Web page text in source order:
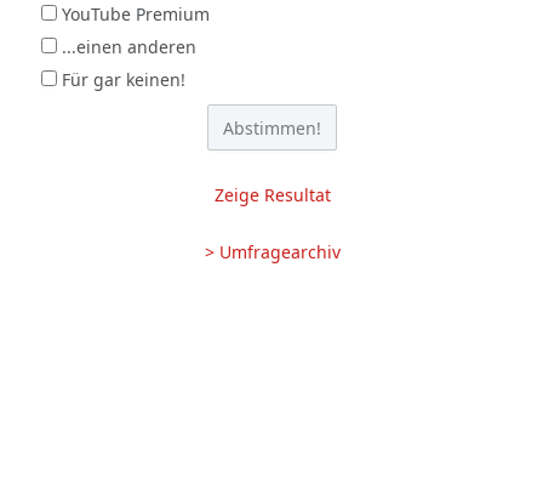
YouTube Premium
...einen anderen
Für gar keinen!
Zeige Resultat
> Umfragearchiv